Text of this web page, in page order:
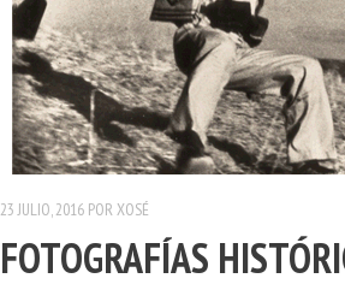
23 JULIO, 2016 PORXOSÉ
FOTOGRAFÍAS